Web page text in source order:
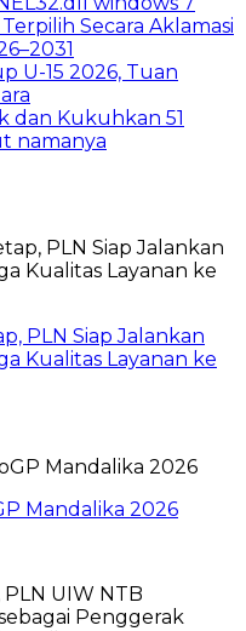
Secara Aklamasi
U-15 2026, Tuan
dan Kukuhkan 51
namanya
PLN Siap Jalankan
Kualitas Layanan ke
Mandalika 2026